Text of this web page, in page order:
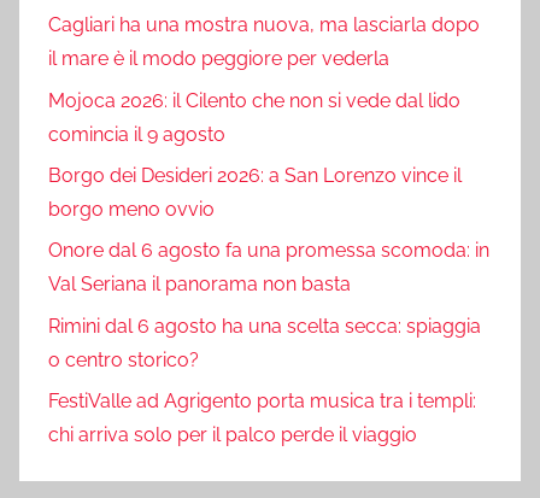
Cagliari ha una mostra nuova, ma lasciarla dopo
il mare è il modo peggiore per vederla
Mojoca 2026: il Cilento che non si vede dal lido
comincia il 9 agosto
Borgo dei Desideri 2026: a San Lorenzo vince il
borgo meno ovvio
Onore dal 6 agosto fa una promessa scomoda: in
Val Seriana il panorama non basta
Rimini dal 6 agosto ha una scelta secca: spiaggia
o centro storico?
FestiValle ad Agrigento porta musica tra i templi:
chi arriva solo per il palco perde il viaggio